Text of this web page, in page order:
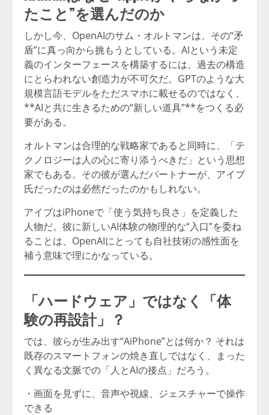
たこと”を選んだのか
しかし今、OpenAIのサム・オルトマンは、その“矛
盾”に真っ向から挑もうとしている。AIという未定
義のインターフェースを構築するには、過去の構造
にとらわれない創造力が不可欠だ。GPTのような大
規模言語モデルをただスマホに載せるのではなく、
**AIと共に生きるための“新しい道具”**をつくる必
要がある。
オルトマンは合理的な戦略家であると同時に、「テ
クノロジーは人の心に寄り添うべきだ」という思想
家でもある。その彼が選んだパートナーが、アイブ
氏だったのは必然だったのかもしれない。
アイブはiPhoneで「使う気持ち良さ」を定義した
人物だ。彼に新しいAI体験の物理的な“入口”を委ね
ることは、OpenAIにとっても自社技術の感性面を
補う意味で理にかなっている。
「ハードウェア」ではなく「体
験の再設計」？
では、彼らが生み出す“AiPhone”とは何か？ それは
既存のスマートフォンの焼き直しではなく、まった
く異なる文脈での「人とAIの接点」だろう。
・画面を見ずに、音声や視線、ジェスチャーで操作
できる